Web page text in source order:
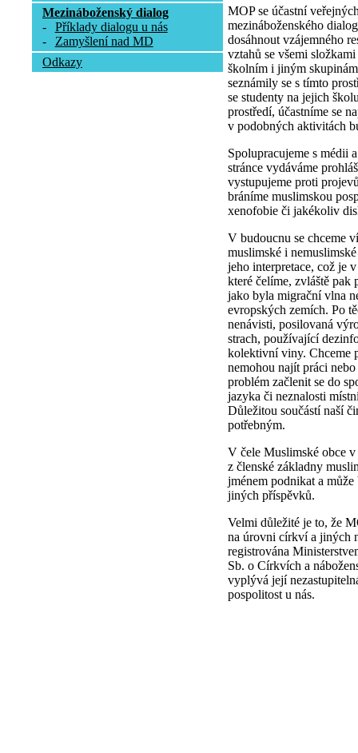
Mezináboženský dialog
-
Příklady dialogu u nás
-
Zamyšlení nad MD
Odkazy
MOP se účastní
mezináboženského
dosáhnout vzájemného
vztahů se všemi
školním i jiným
seznámily se s tímto
se studenty na jejich
prostředí, účastníme se
v podobných aktivitách
Spolupracujeme s médii
stránce vydáváme
vystupujeme proti
bráníme muslimskou
xenofobie či jakékoliv
V budoucnu se chceme
muslimské i
jeho interpretace, což je
které čelíme, zvláště pak
jako byla migrační vlna
evropských zemích. Po
nenávisti, posilovaná
strach, používající
kolektivní viny. Chceme
nemohou najít práci
problém začlenit se do
jazyka či neznalosti
Důležitou součástí naší
potřebným.
V čele Muslimské obce
z členské základny
jménem podnikat a
jiných příspěvků.
Velmi důležité je to, že
na úrovni církví a jiných
registrována
Sb. o Církvích a
vyplývá její
pospolitost u nás.